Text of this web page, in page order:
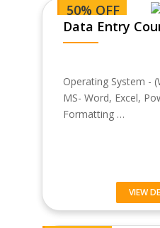
50% OFF
Data Entry
Operating System -
MS- Word, Excel,
Formatting …
VIEW